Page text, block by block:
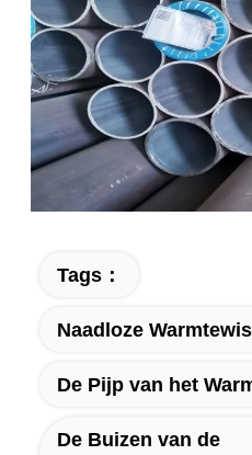
Tags：
Naadloze
De Pijp van het
De Buizen van de